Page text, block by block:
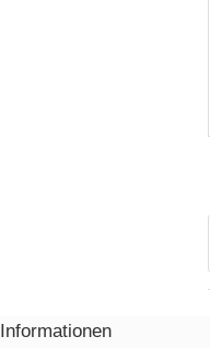
Informationen